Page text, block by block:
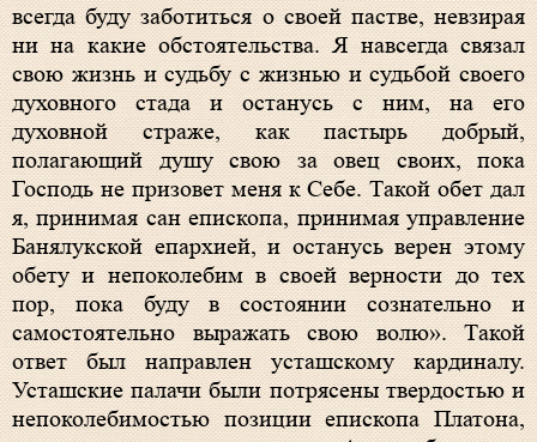
всегда буду заботиться о своей пастве, невзирая
ни на какие обстоятельства. Я навсегда связал
свою жизнь и судьбу с жизнью и судьбой своего
духовного стада и останусь с ним, на его
духовной страже, как пастырь добрый,
полагающий душу свою за овец своих, пока
Господь не призовет меня к Себе. Такой обет дал
я, принимая сан епископа, принимая управление
Банялукской епархией, и останусь верен этому
обету и непоколебим в своей верности до тех
пор, пока буду в состоянии сознательно и
самостоятельно выражать свою волю». Такой
ответ был направлен усташскому кардиналу.
Усташские палачи были потрясены твердостью и
непоколебимостью позиции епископа Платона,